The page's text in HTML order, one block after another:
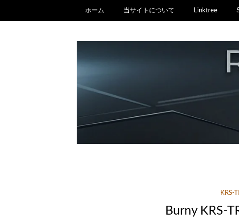
ホーム 当サイトについて Linktree
KRS-
Burny KRS-